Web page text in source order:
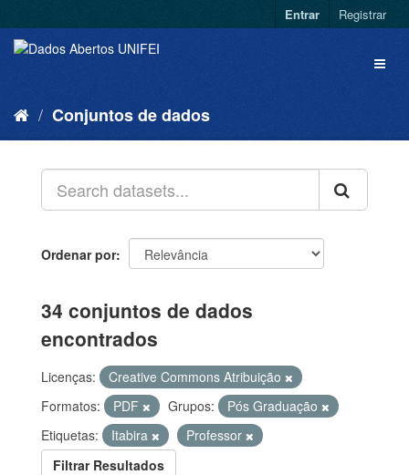
Entrar Registrar
Conjuntos de dados
Ordenar por
34 conjuntos de dados
encontrados
Licenças:
Creative Commons Atribuição
Formatos:
PDF Grupos:
Pós Graduação
Etiquetas:
Itabira
Professor
Filtrar Resultados